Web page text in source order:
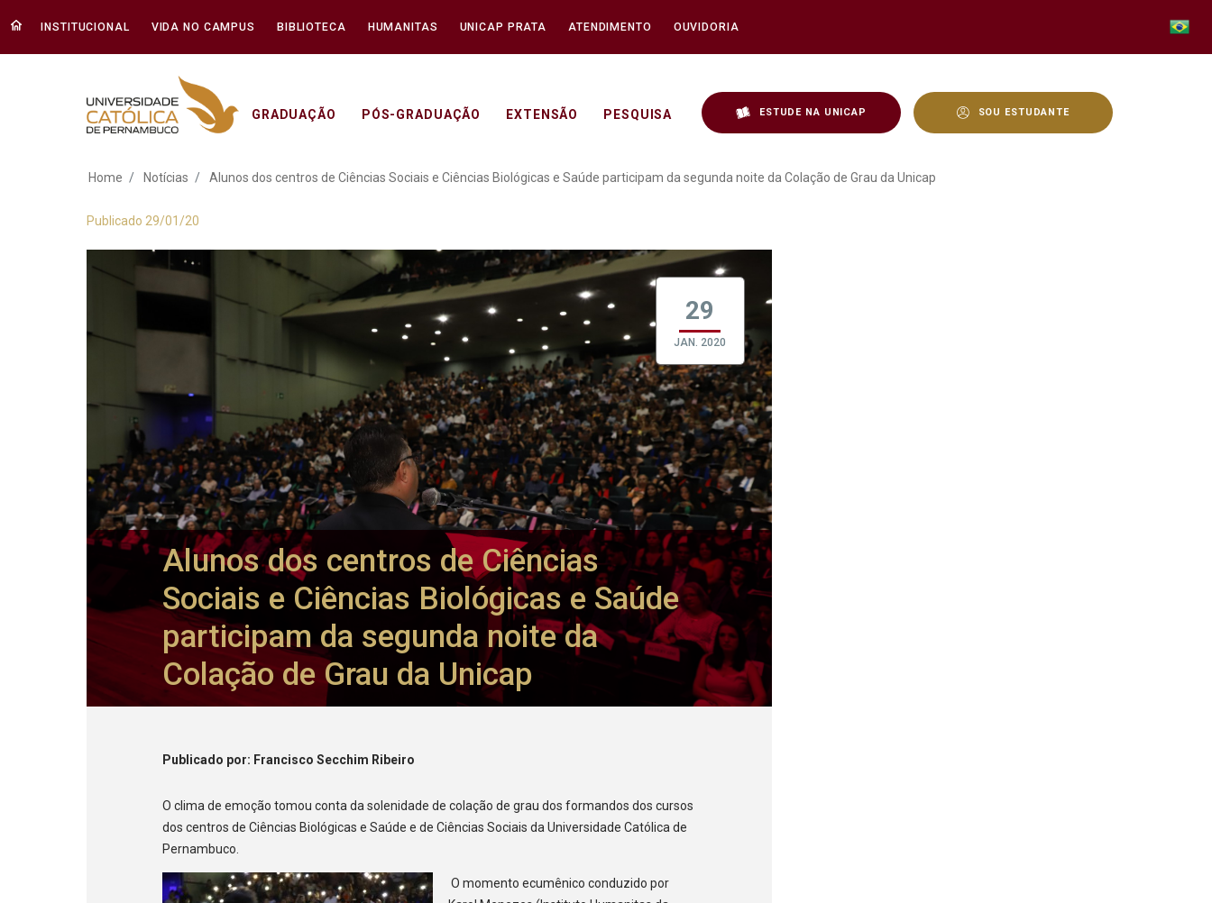
INSTITUCIONAL VIDA NO CAMPUS BIBLIOTECA HUMANITAS UNICAP PRATA ATENDIMENTO OUVIDORIA
GRADUAÇÃO PÓS-GRADUAÇÃO EXTENSÃO PESQUISA ESTUDE NA UNICAP SOU ESTUDANTE
Alunos dos centros de Ciências Sociais e Ciências Biológicas e
Home Notícias Alunos dos centros de Ciências Sociais e Ciências Biológicas e Saúde participam da segunda noite da Colação de Grau da Unicap
Publicado 29/01/20
29
JAN. 2020
Alunos dos centros de Ciências
Sociais e Ciências Biológicas e Saúde
participam da segunda noite da
Colação de Grau da Unicap
Publicado por: Francisco Secchim Ribeiro
O clima de emoção tomou conta da solenidade de colação de grau dos formandos dos cursos
dos centros de Ciências Biológicas e Saúde e de Ciências Sociais da Universidade Católica de
Pernambuco.
O momento ecumênico conduzido por